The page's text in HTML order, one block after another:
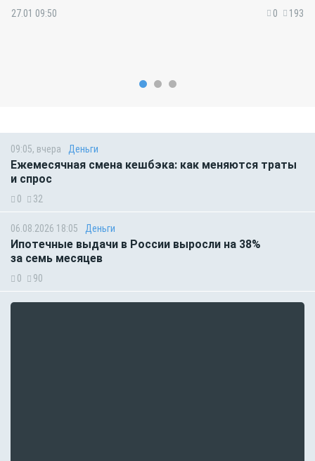
27.01 09:50 0 193
09:05, вчера Деньги
Ежемесячная смена кешбэка: как меняются траты
и спрос
0 32
06.08.2026 18:05 Деньги
Ипотечные выдачи в России выросли на 38%
за семь месяцев
0 90